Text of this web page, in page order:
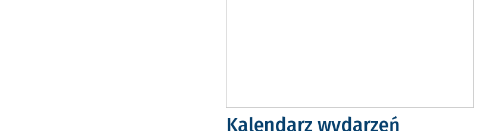
Kalendarz wydarzeń